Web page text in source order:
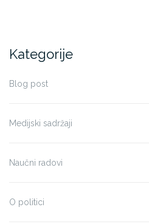
Kategorije
Blog post
Medijski sadržaji
Naučni radovi
O politici